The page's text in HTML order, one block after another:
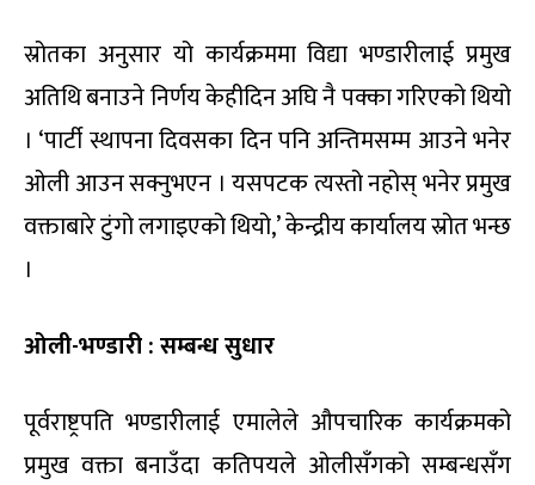
स्रोतका अनुसार यो कार्यक्रममा विद्या भण्डारीलाई प्रमुख
अतिथि बनाउने निर्णय केहीदिन अघि नै पक्का गरिएको थियो
। ‘पार्टी स्थापना दिवसका दिन पनि अन्तिमसम्म आउने भनेर
ओली आउन सक्नुभएन । यसपटक त्यस्तो नहोस् भनेर प्रमुख
वक्ताबारे टुंगो लगाइएको थियो,’ केन्द्रीय कार्यालय स्रोत भन्छ
।
ओली-भण्डारी : सम्बन्ध सुधार
पूर्वराष्ट्रपति भण्डारीलाई एमालेले औपचारिक कार्यक्रमको
प्रमुख वक्ता बनाउँदा कतिपयले ओलीसँगको सम्बन्धसँग